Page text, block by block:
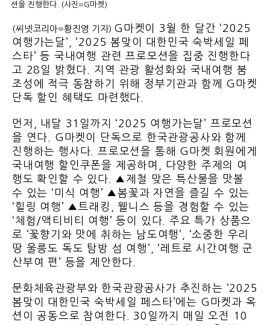
션을 진행한다. (사진=G마켓)
(씨넷코리아=황진영 기자) G마켓이 3월 한 달간 ‘2025
여행가는달’, ‘2025 봄맞이 대한민국 숙박세일 페
스타’ 등 국내여행 관련 프로모션을 집중 진행한다
고 28일 밝혔다. 지역 관광 활성화와 국내여행 붐
조성에 적극 동참하기 위해 정부기관과 함께 G마켓
단독 할인 혜택도 마련했다.
먼저, 내달 31일까지 ‘2025 여행가는달’ 프로모션
을 연다. G마켓이 단독으로 한국관광공사와 함께
진행하는 행사다. 프로모션을 통해 G마켓 회원에게
국내여행 할인쿠폰을 제공하며, 다양한 주제의 여
행도 확인할 수 있다. ▲제철 맞은 특산물을 맛볼
수 있는 ‘미식 여행’ ▲봄꽃과 자연을 즐길 수 있는
‘힐링 여행’ ▲트래킹, 웰니스 등을 경험할 수 있는
‘체험/액티비티 여행’ 등이 있다. 주요 특가 상품으
로 ‘꽃향기와 맛에 취하는 남도여행’, ‘소중한 우리
땅 울릉도 독도 탐방 섬 여행’, ‘레트로 시간여행 군
산부여 편’ 등을 제안한다.
문화체육관광부와 한국관광공사가 추진하는 ‘2025
봄맞이 대한민국 숙박세일 페스타’에는 G마켓과 옥
션이 공동으로 참여한다. 30일까지 매일 오전 10